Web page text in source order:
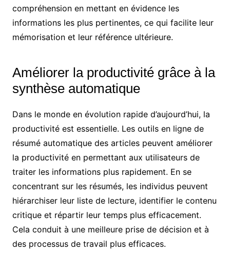
compréhension en mettant en évidence les
informations les plus pertinentes, ce qui facilite leur
mémorisation et leur référence ultérieure.
Améliorer la productivité grâce à la
synthèse automatique
Dans le monde en évolution rapide d’aujourd’hui, la
productivité est essentielle. Les outils en ligne de
résumé automatique des articles peuvent améliorer
la productivité en permettant aux utilisateurs de
traiter les informations plus rapidement. En se
concentrant sur les résumés, les individus peuvent
hiérarchiser leur liste de lecture, identifier le contenu
critique et répartir leur temps plus efficacement.
Cela conduit à une meilleure prise de décision et à
des processus de travail plus efficaces.